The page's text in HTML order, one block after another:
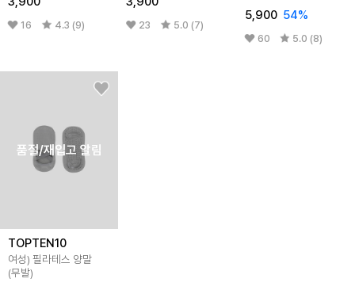
16 4.3 (9) 23 5.0 (7)
5,900 54%
60 5.0 (8)
품절/재입고 알림
TOPTEN10
여성) 필라테스 양말
(무발)